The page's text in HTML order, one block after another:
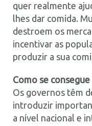
quer realmente
lhes dar comida.
destroem os
incentivar as
produzir a sua
Como se consegue
Os governos têm
introduzir
a nível nacional e